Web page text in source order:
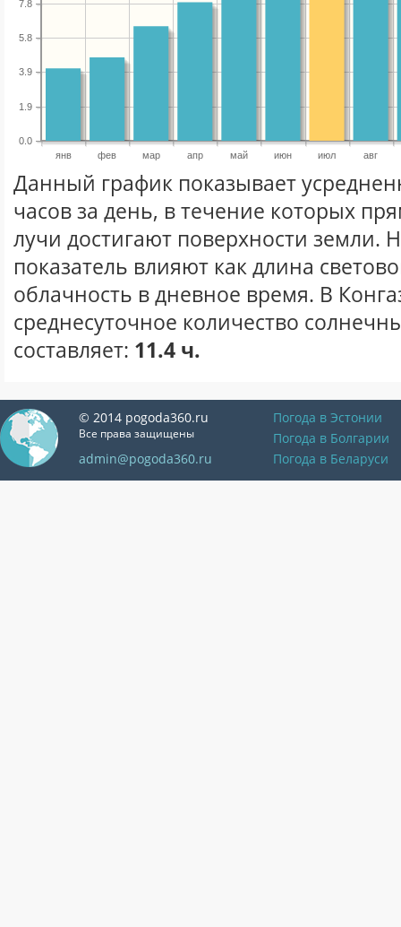
янв фев мар апр май июн июл авг
0.0
1.9
3.9
5.8
7.8
Данный график показывает
часов за день, в течение которых
лучи достигают поверхности земли.
показатель влияют как длина
облачность в дневное время. В
среднесуточное количество
составляет: 11.4 ч.
© 2014 pogoda360.ru
Все права защищены
admin@pogoda360.ru
Погода в Эстонии
Погода в Болгарии
Погода в Беларуси